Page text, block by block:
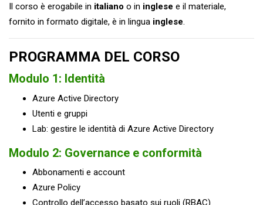
Il corso è erogabile in italiano o in inglese e il materiale,
fornito in formato digitale, è in lingua inglese.
PROGRAMMA DEL CORSO
Modulo 1: Identità
Azure Active Directory
Utenti e gruppi
Lab: gestire le identità di Azure Active Directory
Modulo 2: Governance e conformità
Abbonamenti e account
Azure Policy